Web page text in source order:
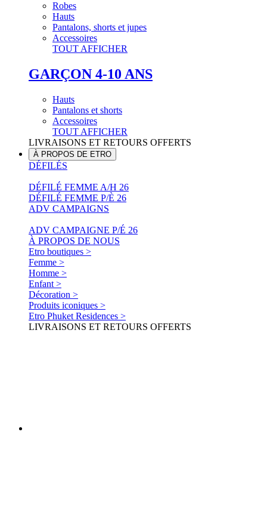
Robes
Hauts
Pantalons, shorts et jupes
Accessoires
TOUT AFFICHER
GARÇON 4-10 ANS
Hauts
Pantalons et shorts
Accessoires
TOUT AFFICHER
LIVRAISONS ET RETOURS OFFERTS
À PROPOS DE ETRO
DÉFILÉS
DÉFILÉ FEMME A/H 26
DÉFILÉ FEMME P/È 26
ADV CAMPAIGNS
ADV CAMPAIGNE P/É 26
À PROPOS DE NOUS
Etro boutiques >
Femme >
Homme >
Enfant >
Décoration >
Produits iconiques >
Etro Phuket Residences >
LIVRAISONS ET RETOURS OFFERTS